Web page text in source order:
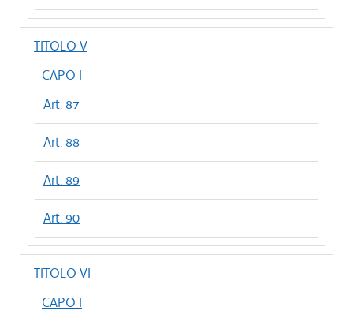
TITOLO V
CAPO I
Art. 87
Art. 88
Art. 89
Art. 90
TITOLO VI
CAPO I